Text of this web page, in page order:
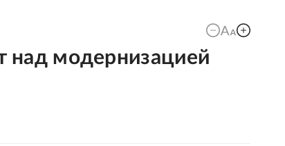
над модернизацией